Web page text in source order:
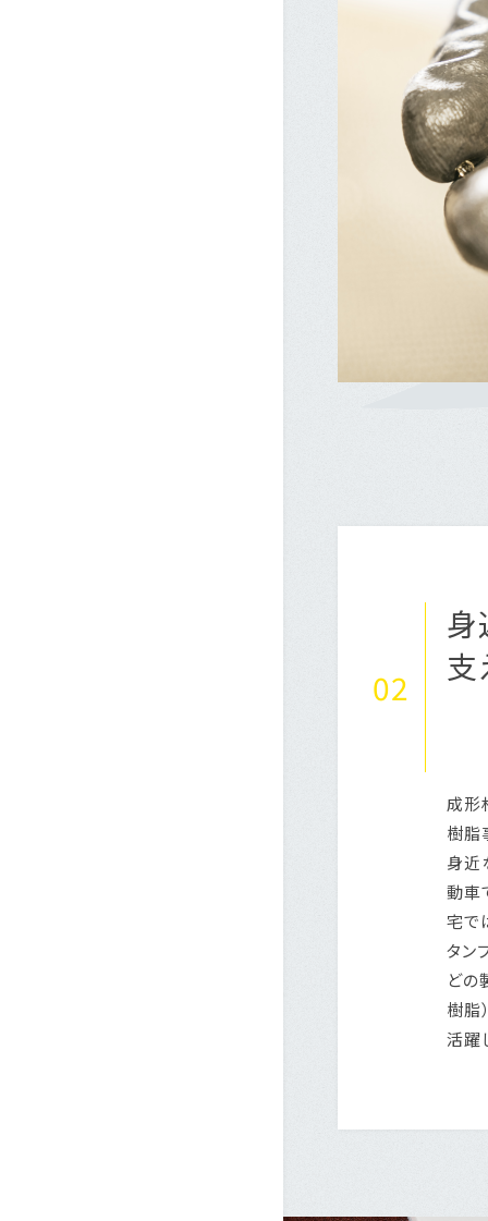
02
身
支
成形
樹脂
身近
動車
宅で
タン
どの
樹脂
活躍